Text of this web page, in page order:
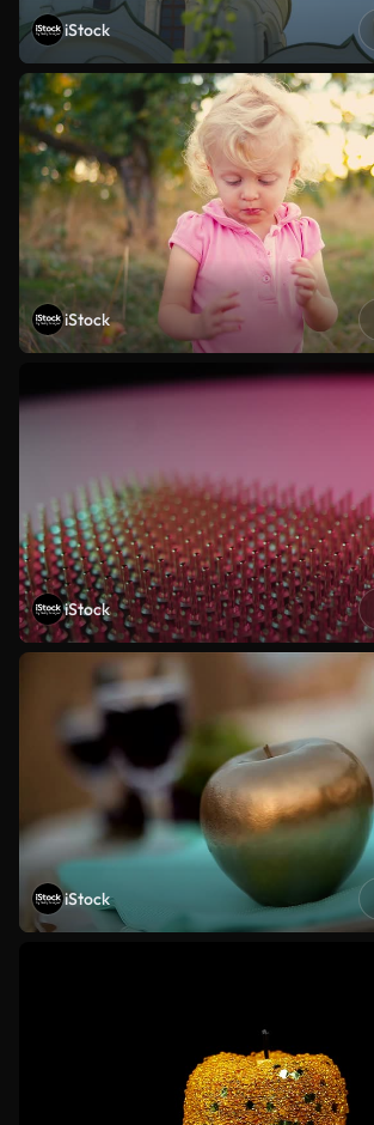
iStock
iStock
iStock
iStock